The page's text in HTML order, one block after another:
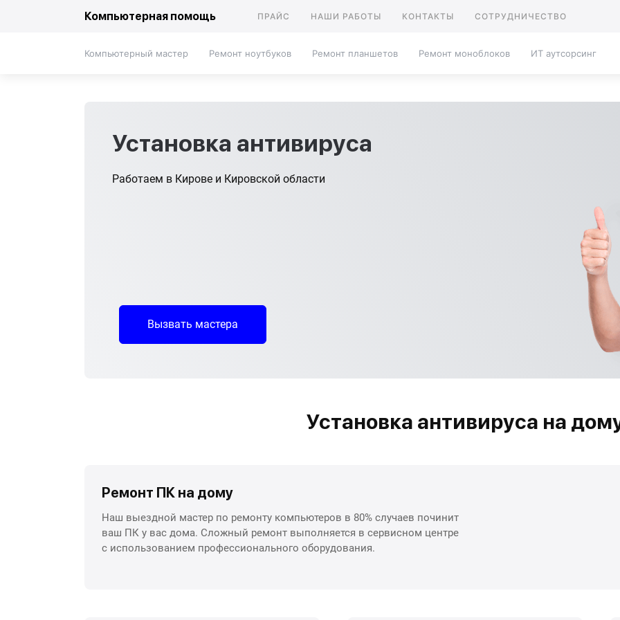
Компьютерная помощь ПРАЙС НАШИ РАБОТЫ КОНТАКТЫ СОТРУДНИЧЕСТВО
Компьютерный мастер Ремонт ноутбуков Ремонт планшетов Ремонт моноблоков ИТ аутсорсинг
Установка антивируса
Работаем в Кирове и Кировской области
Вызвать мастера
Установка антивируса на
Ремонт ПК на дому
Наш выездной мастер по ремонту компьютеров в 80% случаев починит
ваш ПК у вас дома. Сложный ремонт выполняется в сервисном центре
с использованием профессионального оборудования.